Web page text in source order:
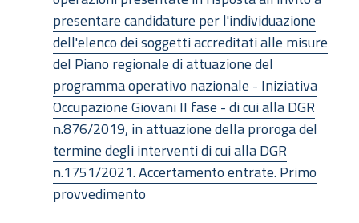
presentare candidature per l'individuazione
dell'elenco dei soggetti accreditati alle misure
del Piano regionale di attuazione del
programma operativo nazionale - Iniziativa
Occupazione Giovani II fase - di cui alla DGR
n.876/2019, in attuazione della proroga del
termine degli interventi di cui alla DGR
n.1751/2021. Accertamento entrate. Primo
provvedimento